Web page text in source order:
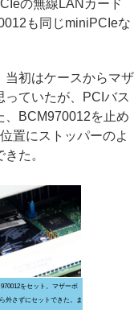
の無線LANカード
も同じminiPCIeな
初はケースからマザ
っていたが、PCIバス
、BCM970012を止め
置にストッパーのよ
た。
をセット。マザーボ
外さずにセットできた。ま